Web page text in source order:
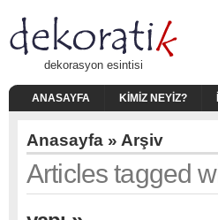
dekorasyon esintisi
ANASAYFA KIMIZ NEYIZ?
Anasayfa » Arşiv
Articles tagged